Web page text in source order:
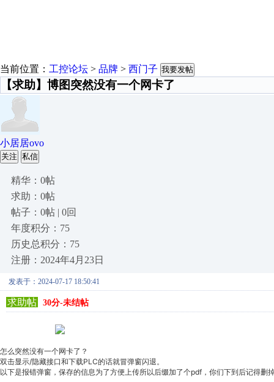
当前位置： 工控论坛 > 品牌 > 西门子 我要发帖
【求助】博图突然没有一个网卡了
小居居ovo
关注 私信
精华：0帖
求助：0帖
帖子：0帖 | 0回
年度积分：75
历史总积分：75
注册：2024年4月23日
发表于：2024-07-17 18:50:41
求助帖 30分-未结帖
怎么突然没有一个网卡了？
双击显示/隐藏接口和下载PLC的话就冒弹窗闪退。
以下是报错弹窗，保存的信息为了方便上传所以后缀加了个pdf，你们下到后记得删